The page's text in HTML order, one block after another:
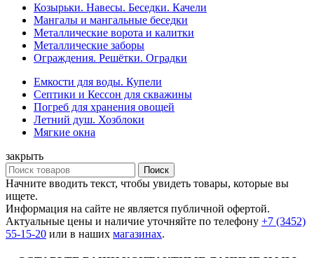
Козырьки. Навесы. Беседки. Качели
Мангалы и мангальные беседки
Металлические ворота и калитки
Металлические заборы
Ограждения. Решётки. Оградки
Емкости для воды. Купели
Септики и Кессон для скважины
Погреб для хранения овощей
Летний душ. Хозблоки
Мягкие окна
закрыть
Поиск
Начните вводить текст, чтобы увидеть товары, которые вы
ищете.
Информация на сайте не является публичной офертой.
Актуальные цены и наличие уточняйте по телефону +7 (3452)
55-15-20 или в наших магазинах.